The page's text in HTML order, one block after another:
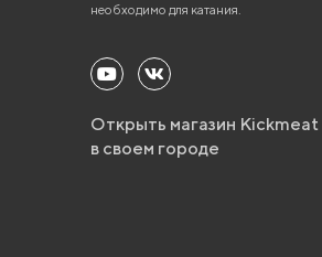
необходимо для катания.
Открыть магазин Kickmeat
в своем городе